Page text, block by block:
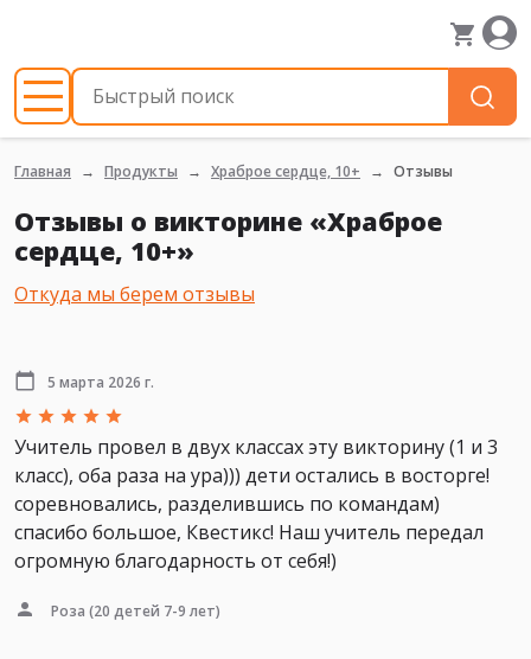
Главная Продукты Храброе сердце, 10+ Отзывы
Отзывы о викторине «Храброе
сердце, 10+»
Откуда мы берем отзывы
5 марта 2026 г.
Учитель провел в двух классах эту викторину (1 и 3
класс), оба раза на ура))) дети остались в восторге!
соревновались, разделившись по командам)
спасибо большое, Квестикс! Наш учитель передал
огромную благодарность от себя!)
Роза (20 детей 7-9 лет)